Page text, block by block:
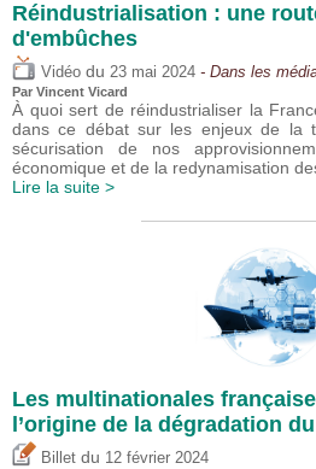
Réindustrialisation : une
d'embûches
Vidéo du 23 mai 2024 - Dans les
Par Vincent Vicard
À quoi sert de réindustrialiser la
dans ce débat sur les enjeux de la
sécurisation de nos
économique et de la redynamisation
Lire la suite >
Les multinationales
l’origine de la dégradation
Billet du 12 février 2024